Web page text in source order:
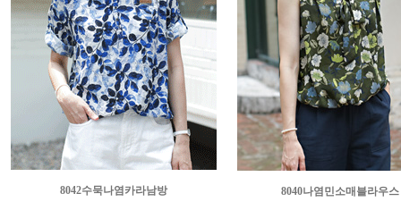
8042수묵나염카라남방
8040나염민소매블라우스